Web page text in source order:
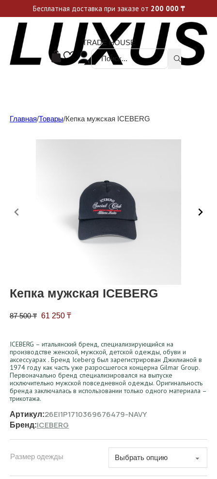
Уникальные акции и спецпредложения каждую неделю, не пропусти свой шанс
TRADE HOUSE
Поиск ...
Главная/Товары/Кепка мужская ICEBERG
Кепка мужская ICEBERG
87 500₸ Первоначальная цена составляла 87 500 ₸.
61 250 ₸Текущая цена: 61 250 ₸.
ICEBERG – итальянский бренд, специализирующийся на
производстве женской, мужской, детской одежды, обуви и
аксессуарах . Бренд Iceberg был зарегистрирован Джилианой в
1974 году как часть уже разросшегося концерна Gilmar Group.
Первоначально бренд специализировался на выпуске
исключительно мужской повседневной одежды. Оригинальность
бренда заключалась в использовании только одного материала –
трикотажа.
Артикул:26EI1P1710369676479-NAVY
Бренд:ICEBERG
Размер одежды
Бесплатная доставка при заказе от 200 000 ₸